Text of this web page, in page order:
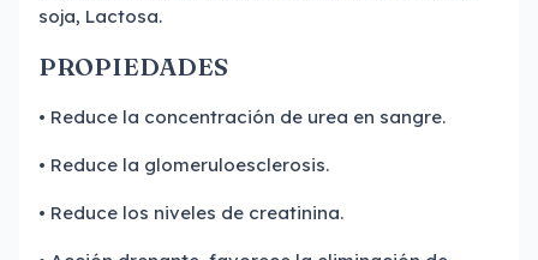
soja, Lactosa.
PROPIEDADES
• Reduce la concentración de urea en sangre.
• Reduce la glomeruloesclerosis.
• Reduce los niveles de creatinina.